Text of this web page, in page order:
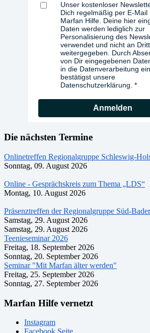
Unser kostenloser
Dich regelmäßig per E-Mail
Marfan Hilfe. Deine hier
Daten werden lediglich zur
Personalisierung des
verwendet und nicht an
weitergegeben. Durch
von Dir eingegebenen
in die Datenverarbeitung
bestätigst unsere
Datenschutzerklärung.
Anmelden
Die nächsten Termine
Onlinetreffen Regionalgruppe Schleswig-
Sonntag, 09. August 2026
Online - Gesprächskreis zum Thema „LDS“
Montag, 10. August 2026
Präsenztreffen der Regionalgruppe Süd-
Samstag, 29. August 2026
Samstag, 29. August 2026
Teenieseminar 2026
Freitag, 18. September 2026
Sonntag, 20. September 2026
Seminar "Mit Marfan älter werden"
Freitag, 25. September 2026
Sonntag, 27. September 2026
Marfan Hilfe vernetzt
Instagram